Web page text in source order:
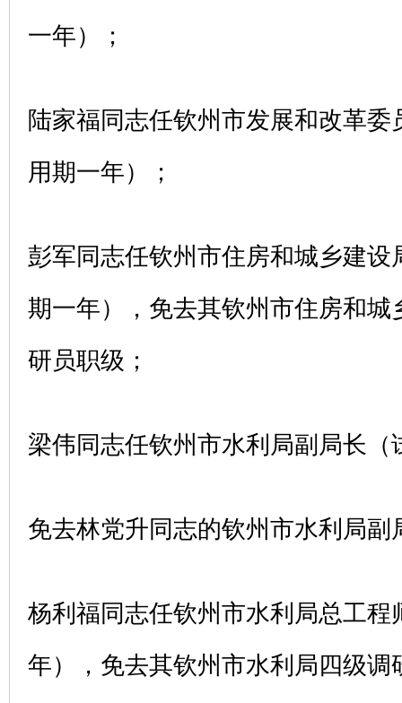
一年）；
陆家福同志任钦州市发展和改革委
用期一年）；
彭军同志任钦州市住房和城乡建设
期一年），免去其钦州市住房和城
研员职级；
梁伟同志任钦州市水利局副局长（
免去林党升同志的钦州市水利局副
杨利福同志任钦州市水利局总工程
年），免去其钦州市水利局四级调